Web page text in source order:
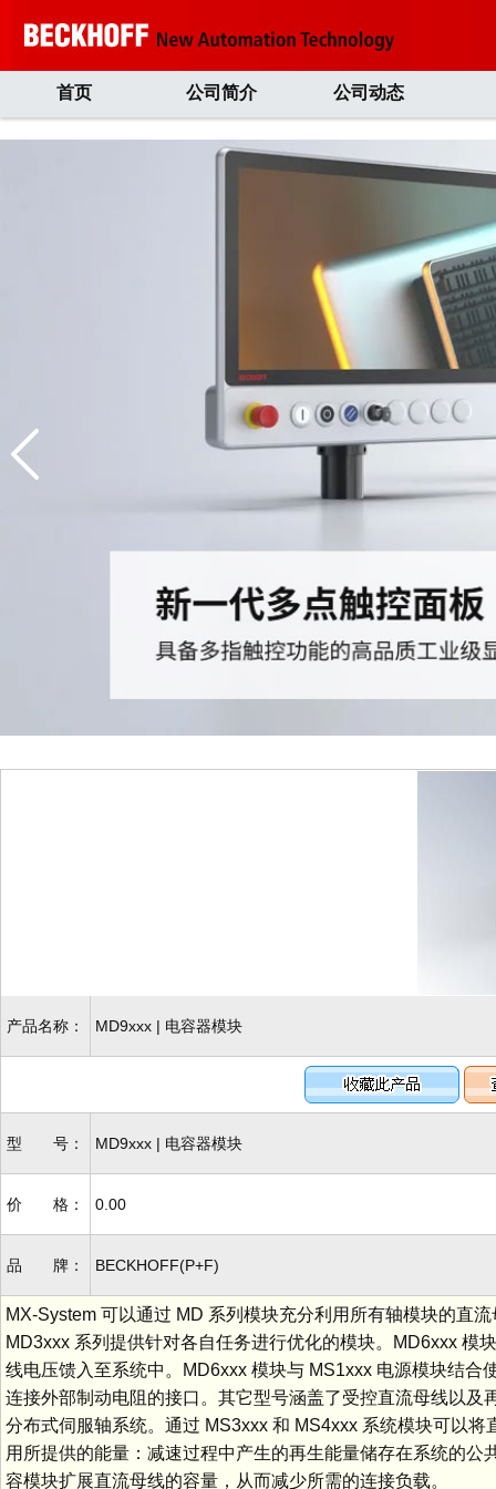
首页 公司简介 公司动态
产品名称： MD9xxx | 电容器模块
型 号： MD9xxx | 电容器模块
价 格： 0.00
品 牌： BECKHOFF(P+F)
MX-System 可以通过 MD 系列模块充分利用所有轴模块的直
MD3xxx 系列提供针对各自任务进行优化的模块。MD6xxx 模
线电压馈入至系统中。MD6xxx 模块与 MS1xxx 电源模块结
连接外部制动电阻的接口。其它型号涵盖了受控直流母线以
分布式伺服轴系统。通过 MS3xxx 和 MS4xxx 系统模块可以
用所提供的能量：减速过程中产生的再生能量储存在系统的
容模块扩展直流母线的容量，从而减少所需的连接负载。